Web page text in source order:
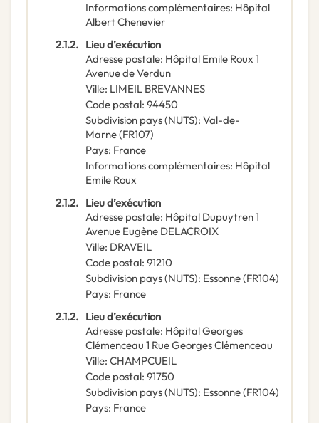
Informations complémentaires: Hôpital
Albert Chenevier
2.1.2. Lieu d’exécution
Adresse postale: Hôpital Emile Roux 1
Avenue de Verdun
Ville: LIMEIL BREVANNES
Code postal: 94450
Subdivision pays (NUTS): Val-de-
Marne(FR107)
Pays: France
Informations complémentaires: Hôpital
Emile Roux
2.1.2. Lieu d’exécution
Adresse postale: Hôpital Dupuytren 1
Avenue Eugène DELACROIX
Ville: DRAVEIL
Code postal: 91210
Subdivision pays (NUTS): Essonne(FR104)
Pays: France
2.1.2. Lieu d’exécution
Adresse postale: Hôpital Georges
Clémenceau 1 Rue Georges Clémenceau
Ville: CHAMPCUEIL
Code postal: 91750
Subdivision pays (NUTS): Essonne(FR104)
Pays: France